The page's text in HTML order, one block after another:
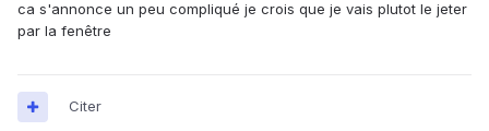
ca s'annonce un peu compliqué je crois que je vais plutot le jeter
par la fenêtre
Citer